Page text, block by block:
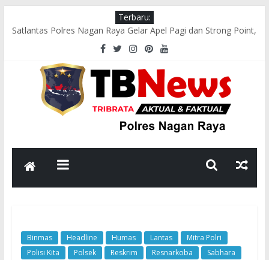
Terbaru:
Satlantas Polres Nagan Raya Gelar Apel Pagi dan Strong Point,
Pastikan Arus Lalu Lintas Lancar
Tim Patroli Perintis Presisi Sat Samapta Polres Nagan Raya
Gelar Patroli Guantibmas
Satlantas Polres Nagan Raya Laksanakan Pengaturan Lalu
Lintas di Titik Keramaian
Polsek Darul Makmur Sosialisasikan Pencegahan Karhutla
Bhabinkamtibmas Polsek Darul Makmur Sambangi Warga
Desa Alue Bilie, Sampaikan Pesan Kamtibmas
Binmas Headline Humas Lantas
Mitra Polri
Polisi Kita
Polsek Reskrim Resnarkoba Sabhara